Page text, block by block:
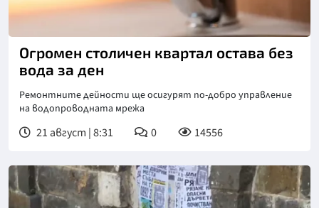
Огромен столичен квартал остава без
вода за ден
Ремонтните дейности ще осигурят по-добро управление
на водопроводната мрежа
21 август | 8:31 0 14556